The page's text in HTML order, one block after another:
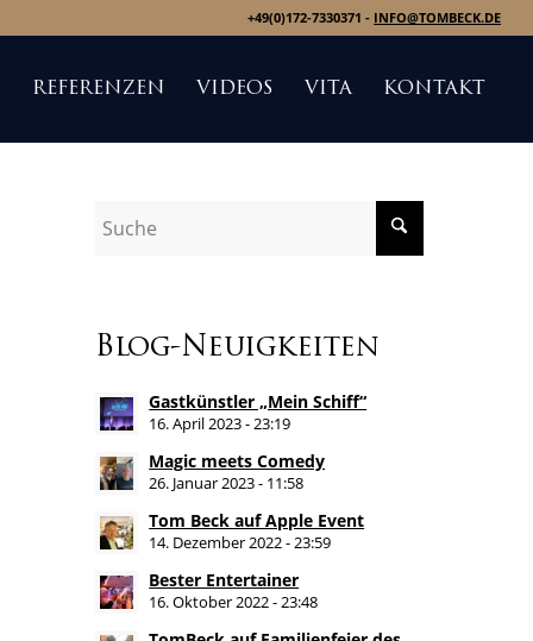
+49(0)172-7330371 - INFO@TOMBECK.DE
REFERENZEN VIDEOS VITA KONTAKT
Blog-Neuigkeiten
Gastkünstler „Mein Schiff“
16. April 2023 - 23:19
Magic meets Comedy
26. Januar 2023 - 11:58
Tom Beck auf Apple Event
14. Dezember 2022 - 23:59
Bester Entertainer
16. Oktober 2022 - 23:48